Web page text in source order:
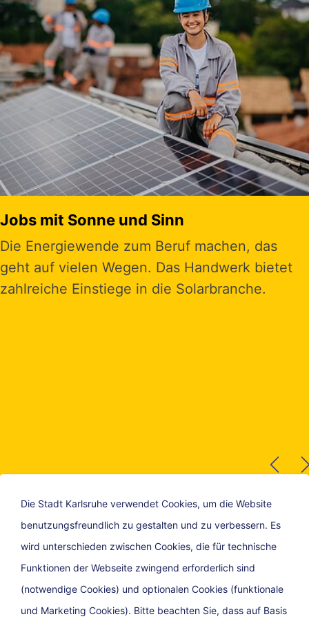
Jobs mit Sonne und Sinn
Die Energiewende zum Beruf machen, das
geht auf vielen Wegen. Das Handwerk bietet
zahlreiche Einstiege in die Solarbranche.
Die Stadt Karlsruhe verwendet Cookies, um die Website
benutzungsfreundlich zu gestalten und zu verbessern. Es
wird unterschieden zwischen Cookies, die für technische
Funktionen der Webseite zwingend erforderlich sind
(notwendige Cookies) und optionalen Cookies (funktionale
und Marketing Cookies). Bitte beachten Sie, dass auf Basis